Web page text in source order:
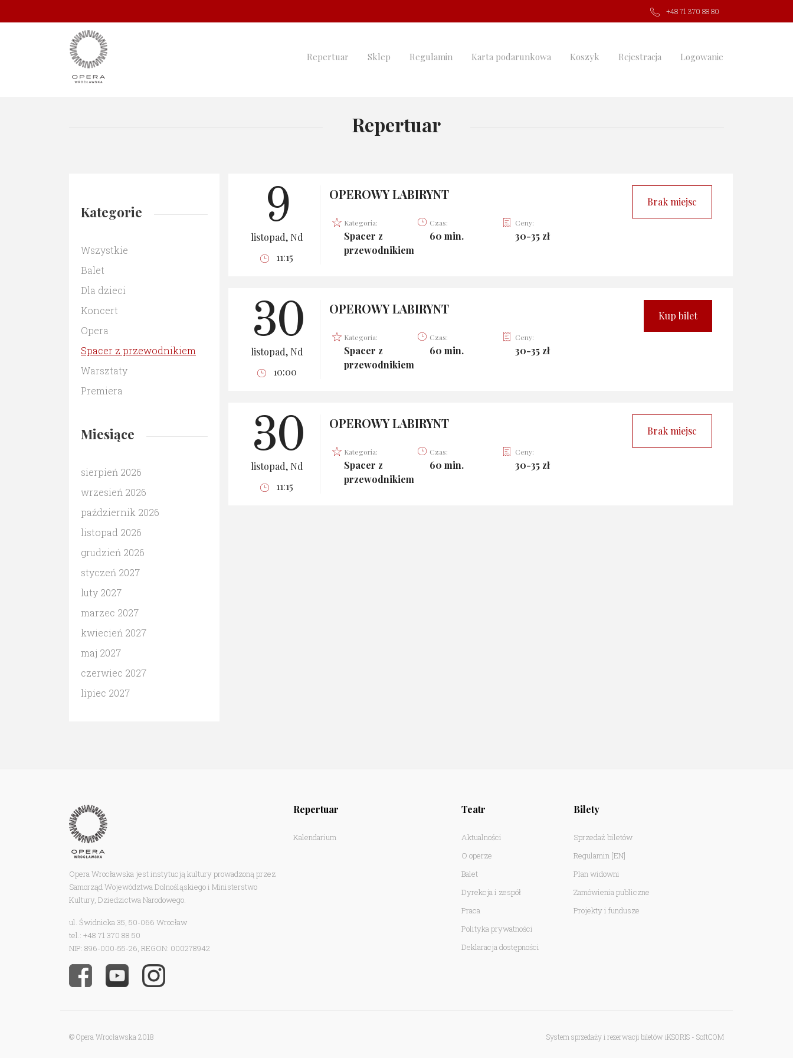
+48 71 370 88 80
Repertuar Sklep Regulamin Karta podarunkowa Koszyk Rejestracja Logowanie
Repertuar
Kategorie
Wszystkie
Balet
Dla dzieci
Koncert
Opera
Spacer z przewodnikiem
Warsztaty
Premiera
Miesiące
sierpień 2026
wrzesień 2026
październik 2026
listopad 2026
grudzień 2026
styczeń 2027
luty 2027
marzec 2027
kwiecień 2027
maj 2027
czerwiec 2027
lipiec 2027
9
listopad, Nd
11:15
OPEROWY LABIRYNT
Kategoria:
Spacer z
przewodnikiem
Czas:
60 min.
Ceny:
30-35 zł
Brak miejsc
30
listopad, Nd
10:00
OPEROWY LABIRYNT
Kategoria:
Spacer z
przewodnikiem
Czas:
60 min.
Ceny:
30-35 zł
Kup bilet
30
listopad, Nd
11:15
OPEROWY LABIRYNT
Kategoria:
Spacer z
przewodnikiem
Czas:
60 min.
Ceny:
30-35 zł
Brak miejsc
Opera Wrocławska jest instytucją kultury prowadzoną przez
Samorząd Województwa Dolnośląskiego i Ministerstwo
Kultury, Dziedzictwa Narodowego.
ul. Świdnicka 35, 50-066 Wrocław
tel.: +48 71 370 88 50
NIP: 896-000-55-26, REGON: 000278942
Repertuar
Kalendarium
Teatr
Aktualności
O operze
Balet
Dyrekcja i zespół
Praca
Polityka prywatności
Deklaracja dostępności
Bilety
Sprzedaż biletów
Regulamin [EN]
Plan widowni
Zamówienia publiczne
Projekty i fundusze
© Opera Wrocławska 2018 System sprzedaży i rezerwacji biletów iKSORIS - SoftCOM